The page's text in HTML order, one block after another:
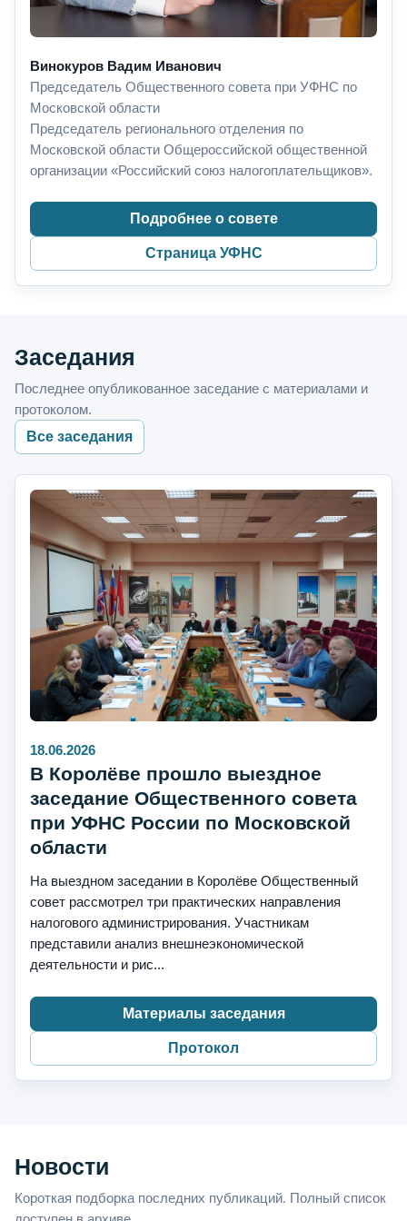
Винокуров Вадим Иванович
Председатель Общественного совета при УФНС по
Московской области
Председатель регионального отделения по
Московской области Общероссийской общественной
организации «Российский союз налогоплательщиков».
Подробнее о совете
Страница УФНС
Заседания
Последнее опубликованное заседание с материалами и
протоколом.
Все заседания
18.06.2026
В Королёве прошло выездное
заседание Общественного совета
при УФНС России по Московской
области
На выездном заседании в Королёве Общественный
совет рассмотрел три практических направления
налогового администрирования. Участникам
представили анализ внешнеэкономической
деятельности и рис...
Материалы заседания
Протокол
Новости
Короткая подборка последних публикаций. Полный список